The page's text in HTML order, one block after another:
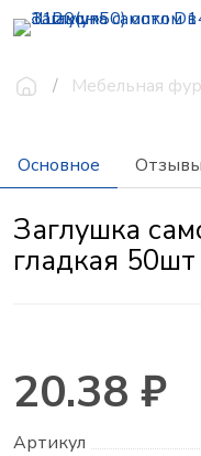
Мебельная
Основное Отзывы
Заглушка
гладкая
20.38 ₽
Артикул